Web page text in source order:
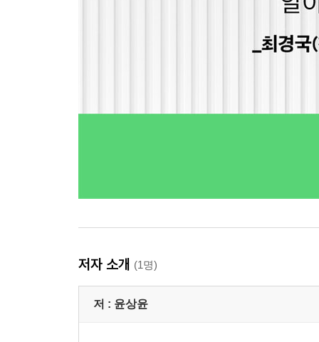
저자 소개 (1명)
저 : 윤상윤